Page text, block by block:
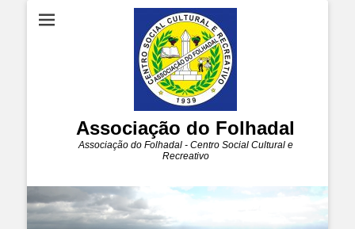
Associação do Folhadal
Associação do Folhadal - Centro Social Cultural e
Recreativo